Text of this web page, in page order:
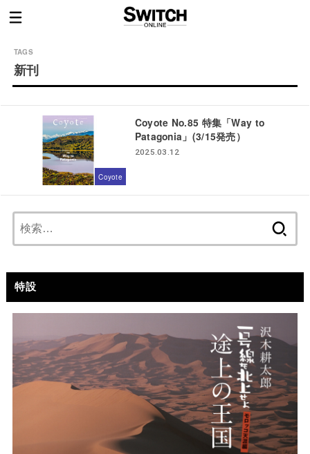
新刊
Coyote
Coyote No.85 特集「Way to
Patagonia」(3/15発売）
2025.03.12
特設